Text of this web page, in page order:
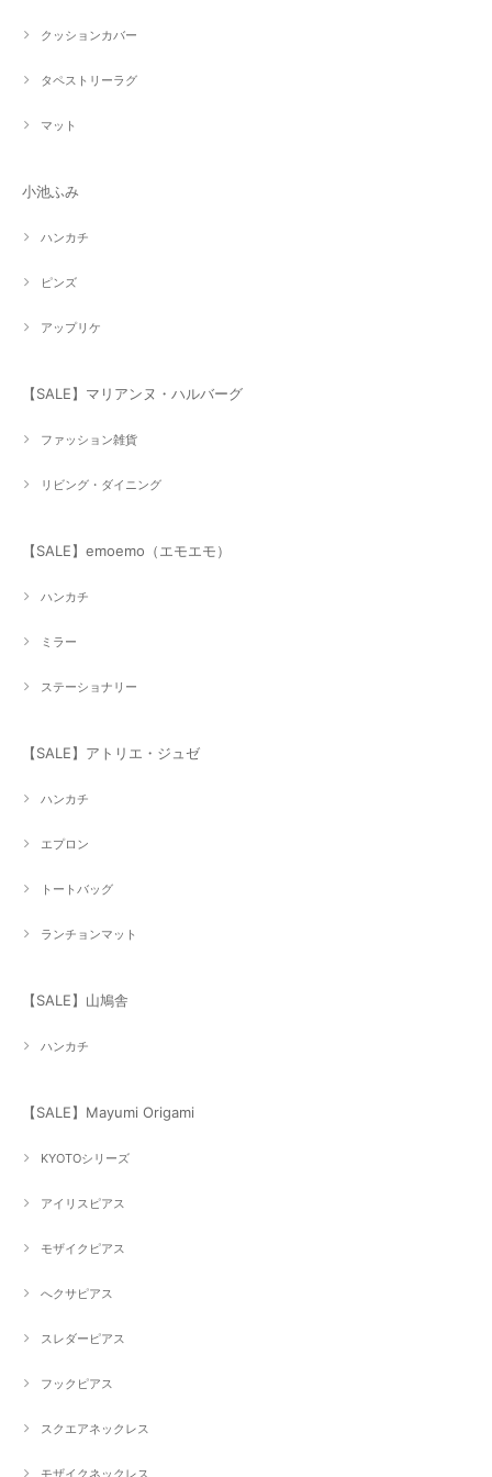
クッションカバー
タペストリーラグ
マット
小池ふみ
ハンカチ
ピンズ
アップリケ
【SALE】マリアンヌ・ハルバーグ
ファッション雑貨
リビング・ダイニング
【SALE】emoemo（エモエモ）
ハンカチ
ミラー
ステーショナリー
【SALE】アトリエ・ジュゼ
ハンカチ
エプロン
トートバッグ
ランチョンマット
【SALE】山鳩舎
ハンカチ
【SALE】Mayumi Origami
KYOTOシリーズ
アイリスピアス
モザイクピアス
へクサピアス
スレダーピアス
フックピアス
スクエアネックレス
モザイクネックレス